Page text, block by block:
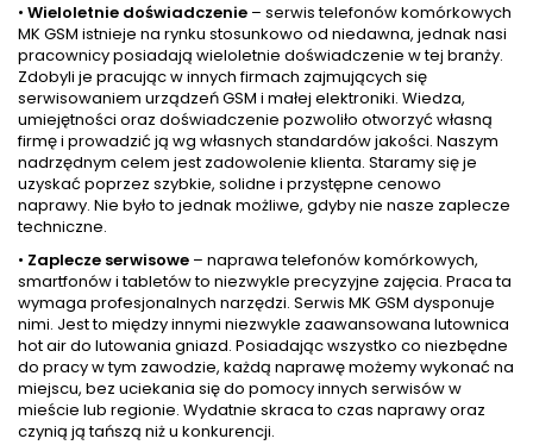
• Wieloletnie doświadczenie – serwis telefonów komórkowych
MK GSM istnieje na rynku stosunkowo od niedawna, jednak nasi
pracownicy posiadają wieloletnie doświadczenie w tej branży.
Zdobyli je pracując w innych firmach zajmujących się
serwisowaniem urządzeń GSM i małej elektroniki. Wiedza,
umiejętności oraz doświadczenie pozwoliło otworzyć własną
firmę i prowadzić ją wg własnych standardów jakości. Naszym
nadrzędnym celem jest zadowolenie klienta. Staramy się je
uzyskać poprzez szybkie, solidne i przystępne cenowo
naprawy. Nie było to jednak możliwe, gdyby nie nasze zaplecze
techniczne.
• Zaplecze serwisowe – naprawa telefonów komórkowych,
smartfonów i tabletów to niezwykle precyzyjne zajęcia. Praca ta
wymaga profesjonalnych narzędzi. Serwis MK GSM dysponuje
nimi. Jest to między innymi niezwykle zaawansowana lutownica
hot air do lutowania gniazd. Posiadając wszystko co niezbędne
do pracy w tym zawodzie, każdą naprawę możemy wykonać na
miejscu, bez uciekania się do pomocy innych serwisów w
mieście lub regionie. Wydatnie skraca to czas naprawy oraz
czynią ją tańszą niż u konkurencji.